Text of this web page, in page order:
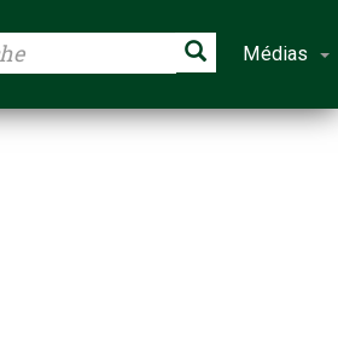
Médias